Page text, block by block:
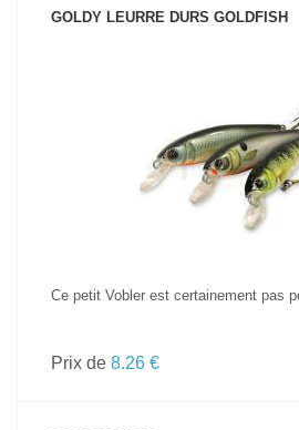
GOLDY LEURRE DURS GOLDFISH
VOIR LE
Ce petit Vobler est certainement pas
Prix de 8.26 €